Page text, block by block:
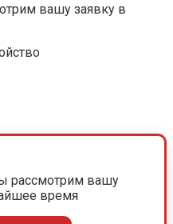
вашу заявку в
рассмотрим вашу
время